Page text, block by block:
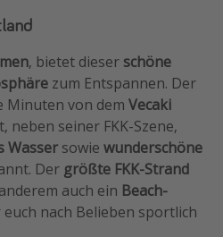
, bietet dieser schöne
zum Entspannen. Der
Minuten von dem Vecaki
neben seiner FKK-Szene,
Wasser sowie wunderschöne
Der größte FKK-Strand
auch ein Beach-
euch nach Belieben sportlich